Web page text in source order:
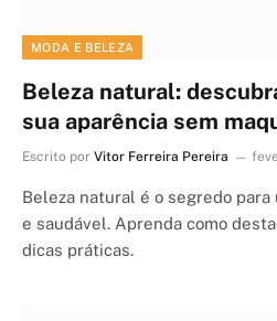
MODA E BELEZA
Beleza natural:
sua aparência sem
Escrito por Vitor Ferreira Pereira
Beleza natural é o segredo
e saudável. Aprenda como
dicas práticas.